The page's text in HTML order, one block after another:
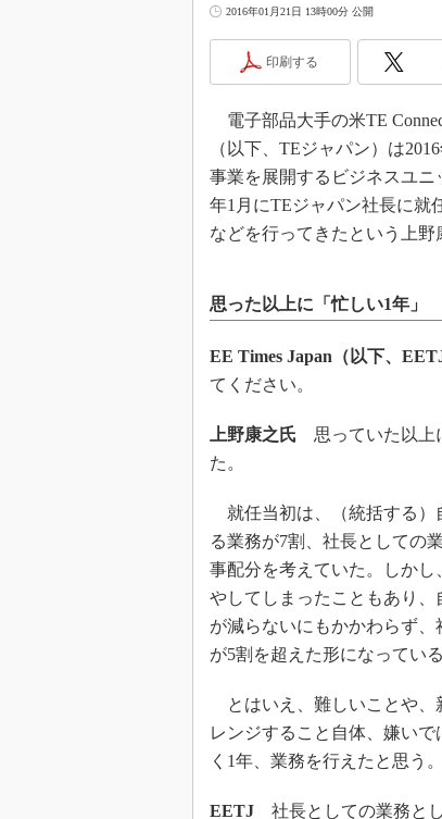
2016年01月21日 13時00分 公開
印刷する
電子部品大手の米TE
（以下、TEジャパン）は
事業を展開するビジネスユ
年1月にTEジャパン社長に就
などを行ってきたという上野
思った以上に「忙しい1年」
EE Times Japan（以下、EETJ
てください。
上野康之氏 思っていた以上
た。
就任当初は、（統括する）
る業務が7割、社長としての
事配分を考えていた。しかし
やしてしまったこともあり、
が減らないにもかかわらず、
が5割を超えた形になっている
とはいえ、難しいことや、
レンジすること自体、嫌いで
く1年、業務を行えたと思う。
EETJ 社長としての業務と